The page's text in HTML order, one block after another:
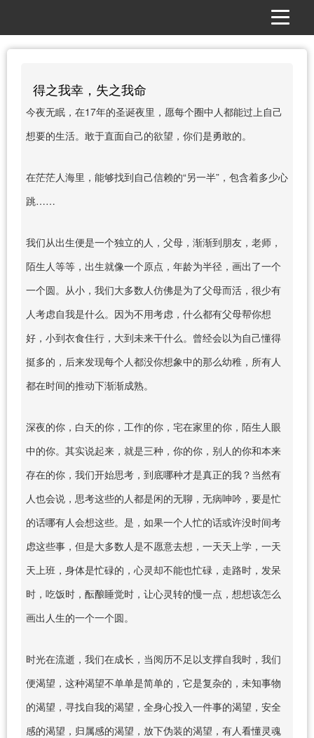
得之我幸，失之我命
今夜无眠，在17年的圣诞夜里，愿每个圈中人都能过上自己
想要的生活。敢于直面自己的欲望，你们是勇敢的。
在茫茫人海里，能够找到自己信赖的“另一半”，包含着多少心
跳……
我们从出生便是一个独立的人，父母，渐渐到朋友，老师，
陌生人等等，出生就像一个原点，年龄为半径，画出了一个
一个圆。从小，我们大多数人仿佛是为了父母而活，很少有
人考虑自我是什么。因为不用考虑，什么都有父母帮你想
好，小到衣食住行，大到未来干什么。曾经会以为自己懂得
挺多的，后来发现每个人都没你想象中的那么幼稚，所有人
都在时间的推动下渐渐成熟。
深夜的你，白天的你，工作的你，宅在家里的你，陌生人眼
中的你。其实说起来，就是三种，你的你，别人的你和本来
存在的你，我们开始思考，到底哪种才是真正的我？当然有
人也会说，思考这些的人都是闲的无聊，无病呻吟，要是忙
的话哪有人会想这些。是，如果一个人忙的话或许没时间考
虑这些事，但是大多数人是不愿意去想，一天天上学，一天
天上班，身体是忙碌的，心灵却不能也忙碌，走路时，发呆
时，吃饭时，酝酿睡觉时，让心灵转的慢一点，想想该怎么
画出人生的一个一个圆。
时光在流逝，我们在成长，当阅历不足以支撑自我时，我们
便渴望，这种渴望不单单是简单的，它是复杂的，未知事物
的渴望，寻找自我的渴望，全身心投入一件事的渴望，安全
感的渴望，归属感的渴望，放下伪装的渴望，有人看懂灵魂